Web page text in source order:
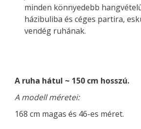
minden könnyedebb
házibuliba és céges partira,
vendég ruhának.
A ruha hátul ~ 150 cm hosszú.
A modell méretei:
168 cm magas és 46-es méret.